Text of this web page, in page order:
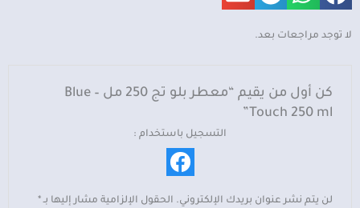
250
مل
Touch
لا توجد مراجعات بعد.
كن أول من يقيم “معطر بلو تج 250 مل – Blue
Touch 250 ml”
التسجيل باستخدام :
لن يتم نشر عنوان بريدك الإلكتروني. الحقول الإلزامية مشار إليها بـ*